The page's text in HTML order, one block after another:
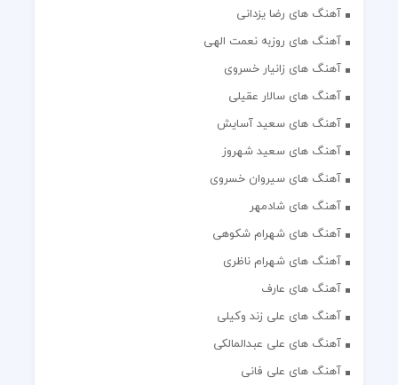
آهنگ های رضا یزدانی
آهنگ های روزبه نعمت الهی
آهنگ های زانیار خسروی
آهنگ های سالار عقیلی
آهنگ های سعید آسایش
آهنگ های سعید شهروز
آهنگ های سیروان خسروی
آهنگ های شادمهر
آهنگ های شهرام شکوهی
آهنگ های شهرام ناظری
آهنگ های عارف
آهنگ های علی زند وکیلی
آهنگ های علی عبدالمالکی
آهنگ های علی فانی